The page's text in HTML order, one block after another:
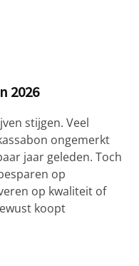
2026
stijgen. Veel
ongemerkt
jaar geleden. Toch
op
op kwaliteit of
koopt